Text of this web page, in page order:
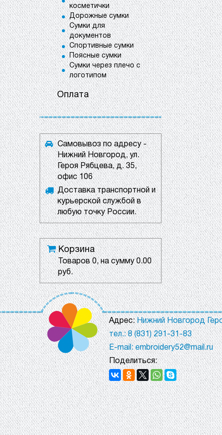
косметички
Дорожные сумки
Сумки для
документов
Спортивные сумки
Поясные сумки
Сумки через плечо с
логотипом
Оплата
Самовывоз по адресу -
Нижний Новгород, ул.
Героя Рябцева, д. 35,
офис 106
Доставка транспортной и
курьерской службой в
любую точку России.
Корзина
Товаров0, на сумму0.00
руб.
Адрес:Нижний Новгород
тел.: 8 (831) 291-31-83
E-mail: embroidery52@mail.ru
Поделиться: